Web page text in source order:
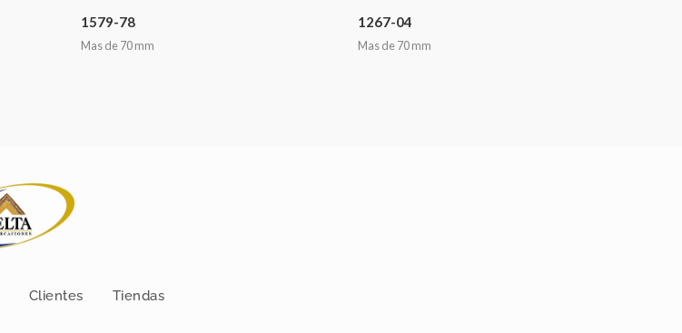
1579-78
Mas de 70 mm
1267-04
Mas de 70 mm
Clientes Tiendas